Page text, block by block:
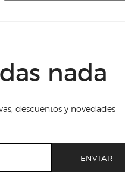
nada
descuentos y novedades
ENVIAR